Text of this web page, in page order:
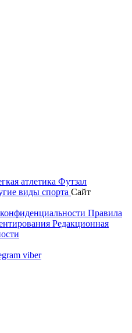
атлетика Футзал
виды спорта Сайт
Правила
Редакционная
viber